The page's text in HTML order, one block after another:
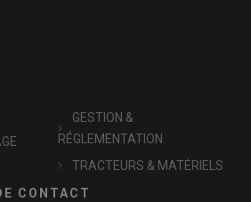
GESTION &
RÉGLEMENTATION
TRACTEURS & MATÉRIELS
CONTACT